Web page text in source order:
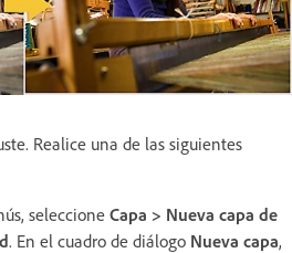
Realice una de las siguientes
seleccione Capa > Nueva capa de
. En el cuadro de diálogo Nueva capa,